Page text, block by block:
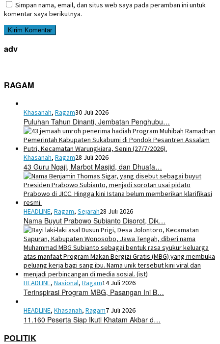
Simpan nama, email, dan situs web saya pada peramban ini untuk
komentar saya berikutnya.
adv
RAGAM
Khasanah, Ragam30 Juli 2026
Puluhan Tahun Dinanti, Jembatan Penghubu…
Khasanah, Ragam28 Juli 2026
43 Guru Ngaji, Marbot Masjid, dan Dhuafa…
HEADLINE, Ragam, Sejarah28 Juli 2026
Nama Buyut Prabowo Subianto Disorot, Dik…
HEADLINE, Nasional, Ragam14 Juli 2026
Terinspirasi Program MBG, Pasangan Ini B…
HEADLINE, Khasanah, Ragam7 Juli 2026
11.160 Peserta Siap Ikuti Khatam Akbar d…
POLITIK